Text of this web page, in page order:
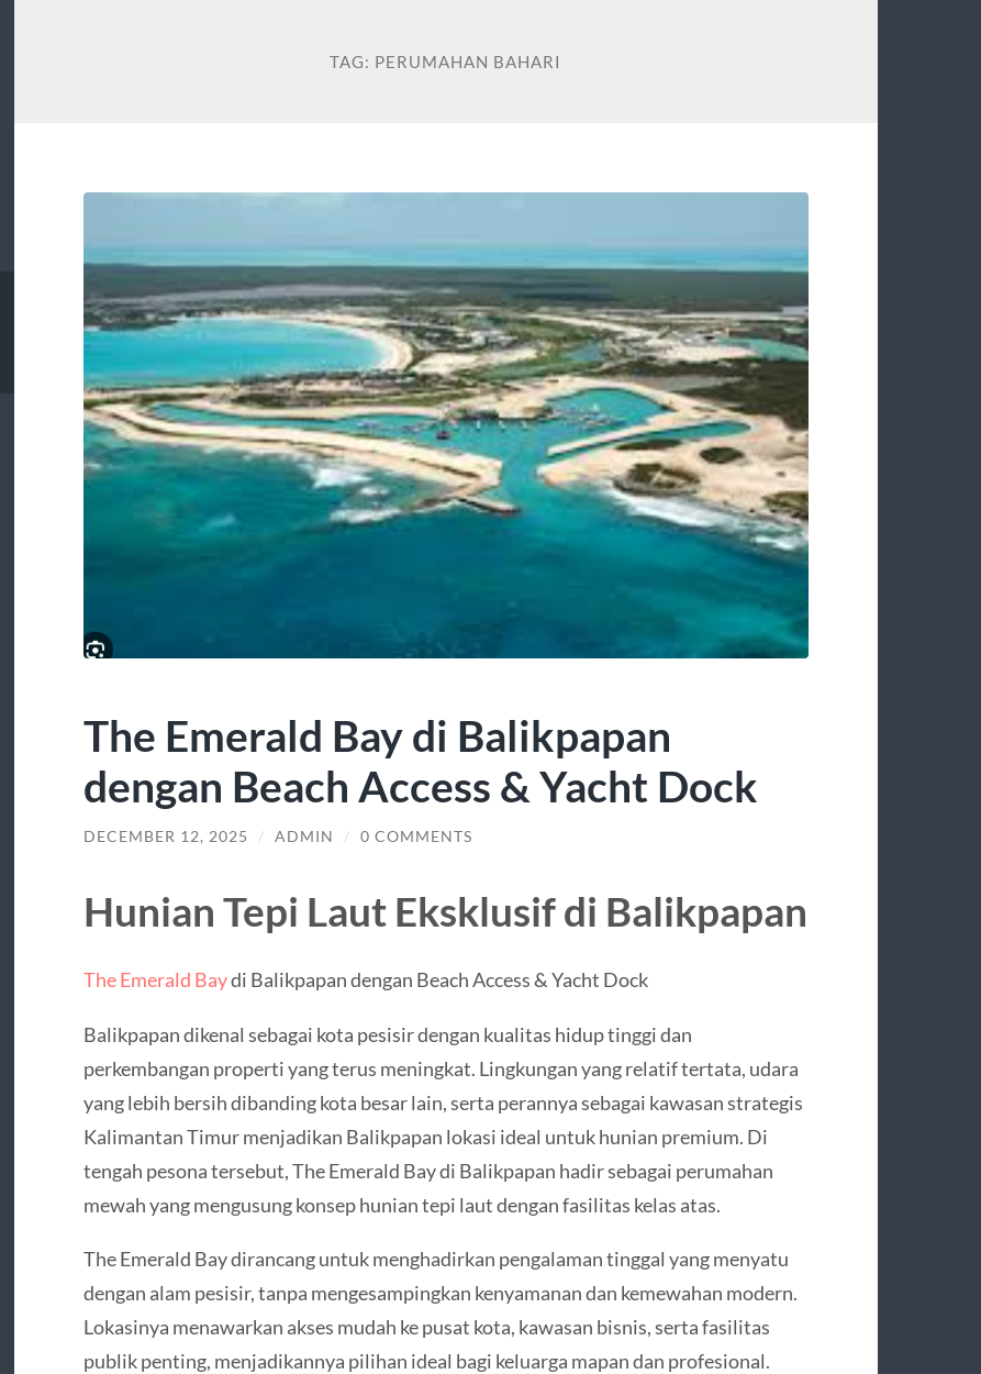
TAG: PERUMAHAN BAHARI
The Emerald Bay di Balikpapan
dengan Beach Access & Yacht Dock
DECEMBER 12, 2025 / ADMIN / 0 COMMENTS
Hunian Tepi Laut Eksklusif di Balikpapan
The Emerald Baydi Balikpapan dengan Beach Access & Yacht Dock
Balikpapan dikenal sebagai kota pesisir dengan kualitas hidup tinggi dan
perkembangan properti yang terus meningkat. Lingkungan yang relatif tertata, udara
yang lebih bersih dibanding kota besar lain, serta perannya sebagai kawasan strategis
Kalimantan Timur menjadikan Balikpapan lokasi ideal untuk hunian premium. Di
tengah pesona tersebut, The Emerald Bay di Balikpapan hadir sebagai perumahan
mewah yang mengusung konsep hunian tepi laut dengan fasilitas kelas atas.
The Emerald Bay dirancang untuk menghadirkan pengalaman tinggal yang menyatu
dengan alam pesisir, tanpa mengesampingkan kenyamanan dan kemewahan modern.
Lokasinya menawarkan akses mudah ke pusat kota, kawasan bisnis, serta fasilitas
publik penting, menjadikannya pilihan ideal bagi keluarga mapan dan profesional.